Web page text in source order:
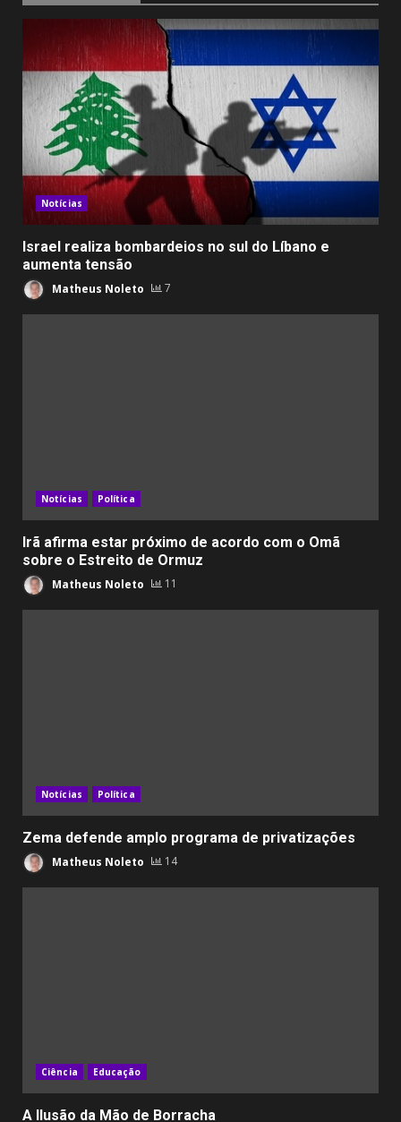
Notícias
Israel realiza bombardeios no sul do Líbano e
aumenta tensão
Matheus Noleto 7
Notícias Política
Irã afirma estar próximo de acordo com o Omã
sobre o Estreito de Ormuz
Matheus Noleto 11
Notícias Política
Zema defende amplo programa de privatizações
Matheus Noleto 14
Ciência Educação
A Ilusão da Mão de Borracha